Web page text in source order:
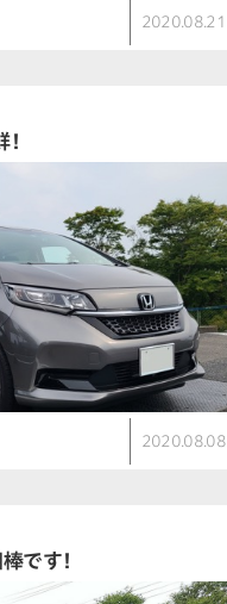
2020.08.21
2020.08.08
です！